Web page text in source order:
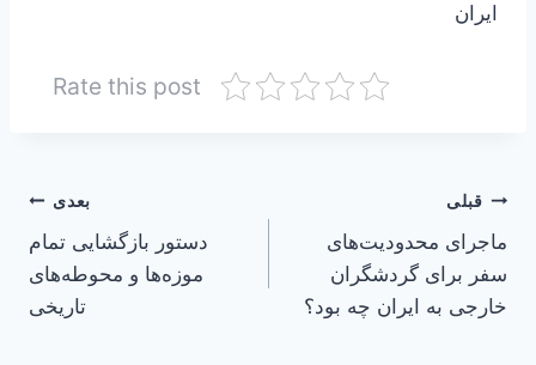
ایران
Rate this post
راهبری
نوشته
قبلی
ماجرای محدودیت‌های
سفر برای گردشگران
خارجی به ایران چه بود؟
بعدی
دستور بازگشایی تمام
موزه‌ها و محوطه‌های
تاریخی